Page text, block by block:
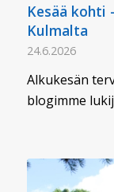
Kesää kohti
Kulmalta
24.6.2026
Alkukesän
blogimme